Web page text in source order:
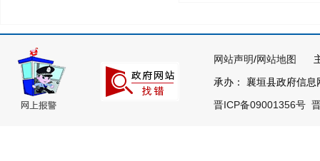
网站声明/网站地图
主
承办： 襄垣县政府信
晋ICP备09001356号